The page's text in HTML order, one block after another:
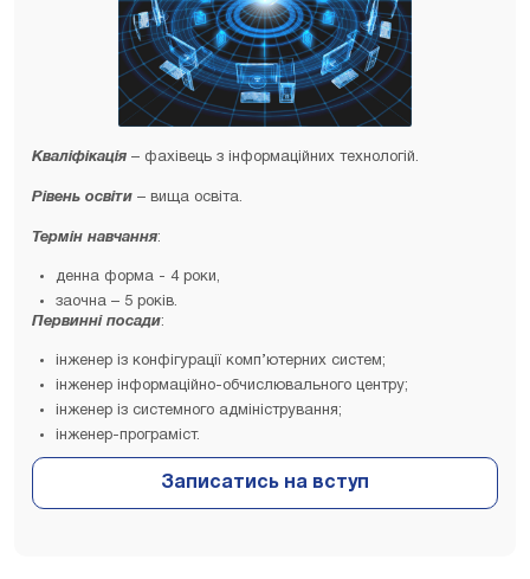
Кваліфікація – фахівець з інформаційних технологій.
Рівень освіти – вища освіта.
Термін навчання:
денна форма - 4 роки,
заочна – 5 років.
Первинні посади:
інженер із конфігурації комп’ютерних систем;
інженер інформаційно-обчислювального центру;
інженер із системного адміністрування;
інженер-програміст.